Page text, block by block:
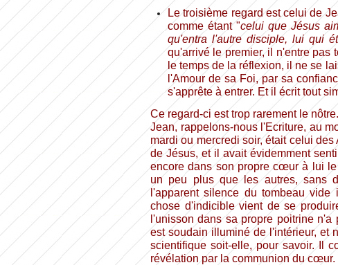
Le troisième regard est celui de
comme étant "celui que Jésus
qu'entra l'autre disciple, lui qui
qu'arrivé le premier, il n'entre pas
le temps de la réflexion, il ne se
l'Amour de sa Foi, par sa
s'apprête à entrer. Et il écrit tout
Ce regard-ci est trop rarement le nôtre.
Jean, rappelons-nous l'Ecriture, au
mardi ou mercredi soir, était celui
de Jésus, et il avait évidemment
encore dans son propre cœur à lui
un peu plus que les autres, sans
l'apparent silence du tombeau vide
chose d'indicible vient de se
l'unisson dans sa propre poitrine n'a
est soudain illuminé de l'intérieur, et
scientifique soit-elle, pour savoir. Il
révélation par la communion du cœur.